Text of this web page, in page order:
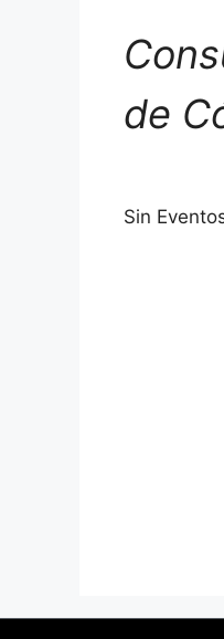
de
Sin